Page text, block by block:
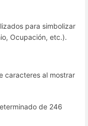
para simbolizar
Ocupación, etc.).
caracteres al mostrar
de 246